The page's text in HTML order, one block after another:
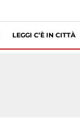
LEGGI C’È IN CITTÀ